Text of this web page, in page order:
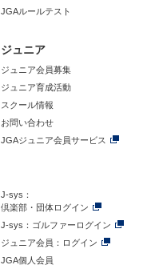
JGAルールテスト
ジュニア
ジュニア会員募集
ジュニア育成活動
スクール情報
お問い合わせ
JGAジュニア会員サービス
J-sys：
倶楽部・団体ログイン
J-sys：ゴルファーログイン
ジュニア会員：ログイン
JGA個人会員